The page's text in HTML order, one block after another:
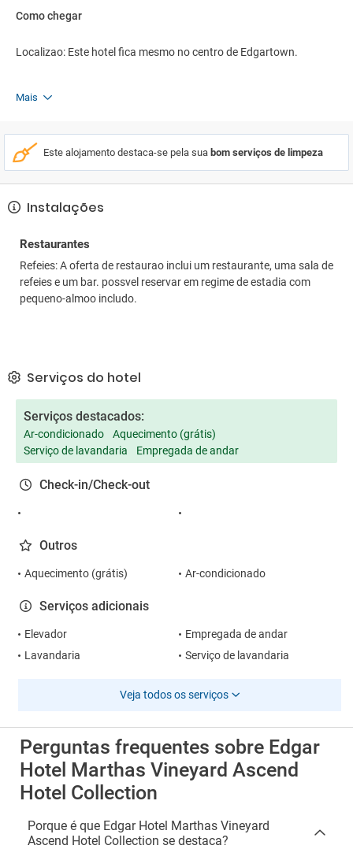
Como chegar
Localizao: Este hotel fica mesmo no centro de Edgartown.
Mais
Este alojamento destaca-se pela sua bom serviços de limpeza
Instalações
Restaurantes
Refeies: A oferta de restaurao inclui um restaurante, uma sala de
refeies e um bar. possvel reservar em regime de estadia com
pequeno-almoo includo.
Serviços do hotel
Serviços destacados:
Ar-condicionado
Aquecimento (grátis)
Serviço de lavandaria
Empregada de andar
Check-in/Check-out
Outros
Aquecimento (grátis) Ar-condicionado
Serviços adicionais
Elevador
Empregada de andar
Lavandaria
Serviço de lavandaria
Veja todos os serviços
Perguntas frequentes sobre Edgar
Hotel Marthas Vineyard Ascend
Hotel Collection
Porque é que Edgar Hotel Marthas Vineyard
Ascend Hotel Collection se destaca?